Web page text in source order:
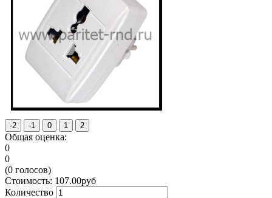
Общая оценка:
0
0
(0 голосов)
Стоимость: 107.00руб
Количество